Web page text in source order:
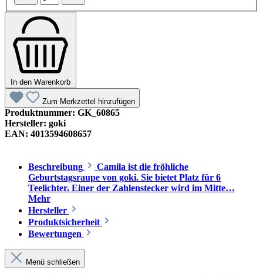
In den Warenkorb
Zum Merkzettel hinzufügen
Produktnummer: GK_60865
Hersteller: goki
EAN: 4013594608657
Beschreibung
Camila ist die fröhliche
Geburtstagsraupe von goki. Sie bietet Platz für 6
Teelichter. Einer der Zahlenstecker wird im Mitte…
Mehr
Hersteller
Produktsicherheit
Bewertungen
Menü schließen